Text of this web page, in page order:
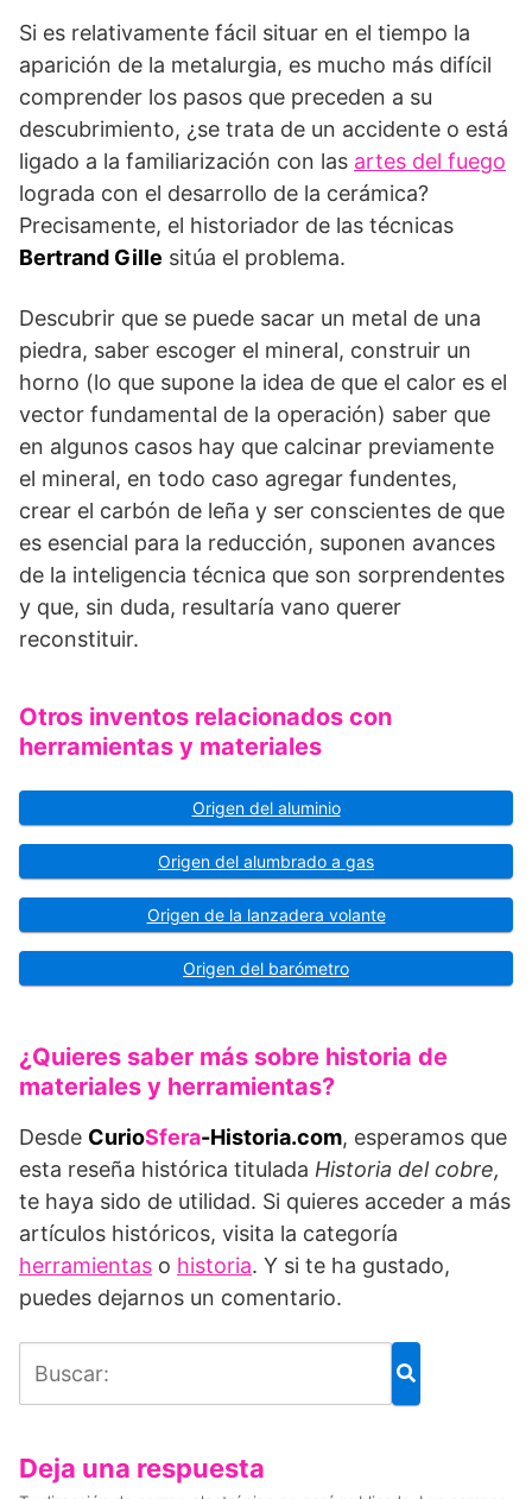
Si es relativamente fácil situar en el tiempo la
aparición de la metalurgia, es mucho más difícil
comprender los pasos que preceden a su
descubrimiento, ¿se trata de un accidente o está
ligado a la familiarización con las artes del fuego
lograda con el desarrollo de la cerámica?
Precisamente, el historiador de las técnicas
Bertrand Gille sitúa el problema.
Descubrir que se puede sacar un metal de una
piedra, saber escoger el mineral, construir un
horno (lo que supone la idea de que el calor es el
vector fundamental de la operación) saber que
en algunos casos hay que calcinar previamente
el mineral, en todo caso agregar fundentes,
crear el carbón de leña y ser conscientes de que
es esencial para la reducción, suponen avances
de la inteligencia técnica que son sorprendentes
y que, sin duda, resultaría vano querer
reconstituir.
Otros inventos relacionados con
herramientas y materiales
Origen del aluminio
Origen del alumbrado a gas
Origen de la lanzadera volante
Origen del barómetro
¿Quieres saber más sobre historia de
materiales y herramientas?
Desde CurioSfera-Historia.com, esperamos que
esta reseña histórica titulada Historia del cobre,
te haya sido de utilidad. Si quieres acceder a más
artículos históricos, visita la categoría
herramientas o historia. Y si te ha gustado,
puedes dejarnos un comentario.
Deja una respuesta